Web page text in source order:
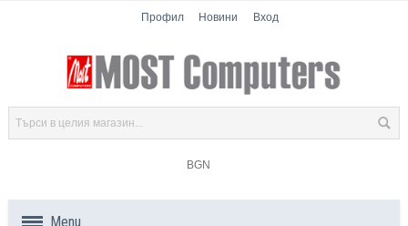
Профил Новини Вход
BGN
Menu